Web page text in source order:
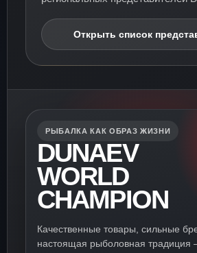
Открыть список
РЫБАЛКА КАК ОБРАЗ ЖИЗНИ
DUNAEV
WORLD
CHAMPION
Качественные товары, сильные
настоящая рыболовная традиция